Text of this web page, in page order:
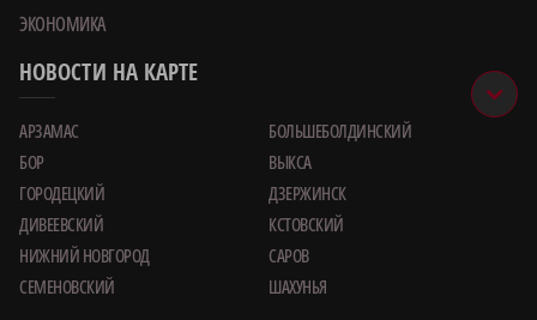
ЭКОНОМИКА
НОВОСТИ НА КАРТЕ
АРЗАМАС
БОЛЬШЕБОЛДИНСКИЙ
БОР
ВЫКСА
ГОРОДЕЦКИЙ
ДЗЕРЖИНСК
ДИВЕЕВСКИЙ
КСТОВСКИЙ
НИЖНИЙ НОВГОРОД
САРОВ
СЕМЕНОВСКИЙ
ШАХУНЬЯ